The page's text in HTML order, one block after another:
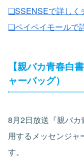
❏SSENSEで詳しく
❏ペイペイモールで
【親バカ青春白
ャーバッグ）
8月2日放送『親バ
用するメッセンジャ
す。